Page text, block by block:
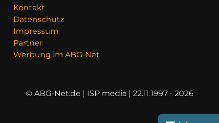
Kontakt
Datenschutz
Impressum
Partner
Werbung im ABG-Net
© ABG-Net.de | ISP media | 22.11.1997 - 2026